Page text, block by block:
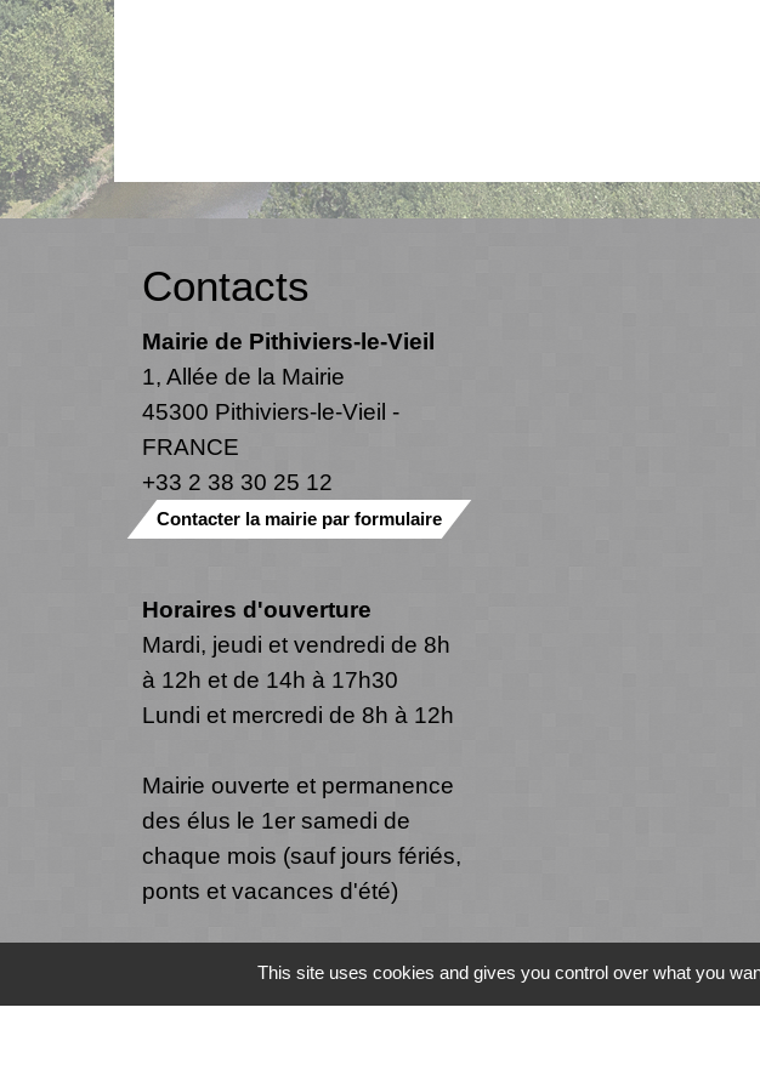
Contacts
Mairie de Pithiviers-le-Vieil
1, Allée de la Mairie
45300 Pithiviers-le-Vieil -
FRANCE
+33 2 38 30 25 12
Contacter la mairie par formulaire
Horaires d'ouverture
Mardi, jeudi et vendredi de 8h
à 12h et de 14h à 17h30
Lundi et mercredi de 8h à 12h
Mairie ouverte et permanence
des élus le 1er samedi de
chaque mois (sauf jours fériés,
ponts et vacances d'été)
Mentions légales - Politique de confidentialité -
This site uses cookies and gives you control over what you